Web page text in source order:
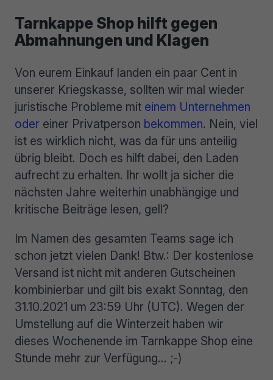
Tarnkappe Shop hilft gegen
Abmahnungen und Klagen
Von eurem Einkauf landen ein paar Cent in
unserer Kriegskasse, sollten wir mal wieder
juristische Probleme mit einem Unternehmen
oder einer Privatperson bekommen. Nein, viel
ist es wirklich nicht, was da für uns anteilig
übrig bleibt. Doch es hilft dabei, den Laden
aufrecht zu erhalten. Ihr wollt ja sicher die
nächsten Jahre weiterhin unabhängige und
kritische Beiträge lesen, gell?
Im Namen des gesamten Teams sage ich
schon jetzt vielen Dank! Btw.: Der kostenlose
Versand ist nicht mit anderen Gutscheinen
kombinierbar und gilt bis exakt Sonntag, den
31.10.2021 um 23:59 Uhr (UTC). Wegen der
Umstellung auf die Winterzeit haben wir
dieses Wochenende im Tarnkappe Shop eine
Stunde mehr zur Verfügung… ;-)